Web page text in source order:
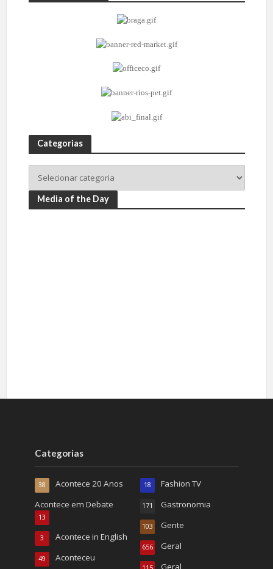
Categorias
Media of the Day
Categorias
Acontece 20 Anos
38
Acontece em Debate
13
Acontece in English
3
Aconteceu
49
Fashion TV
18
Gastronomia
171
Gente
103
Geral
656